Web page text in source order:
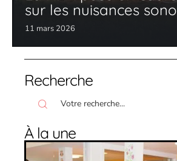
sur les nuisances
11 mars 2026
Recherche
À la une